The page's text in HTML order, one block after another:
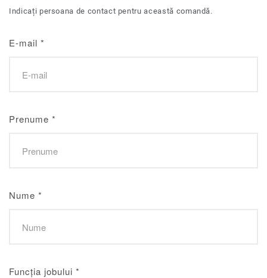
Indicați persoana de contact pentru această comandă.
E-mail *
Prenume *
Nume *
Funcția jobului *